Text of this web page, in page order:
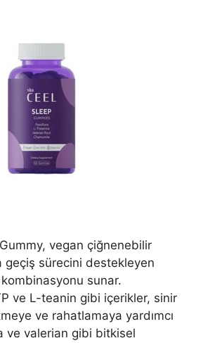
vegan çiğnenebilir
geçiş sürecini destekleyen
sunar.
ve L-teanin gibi içerikler, sinir
ve rahatlamaya yardımcı
ve valerian gibi bitkisel